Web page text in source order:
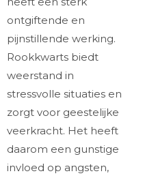
ontgiftende en
pijnstillende werking.
Rookkwarts biedt
weerstand in
stressvolle situaties en
zorgt voor geestelijke
veerkracht. Het heeft
daarom een gunstige
invloed op angsten,